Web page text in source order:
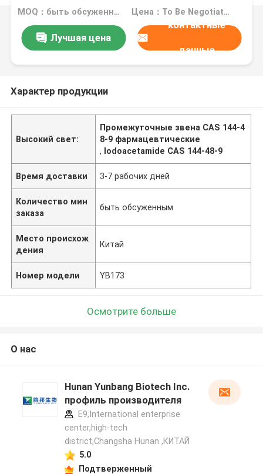
звена
MOQ：быть обсуженным Цена：To Be Negotiated
Лучшая цена
контактные
данные
Характер продукции
Высокий свет:
Промежуточные звена CAS 144-4
8-9 фармацевтические
, Iodoacetamide CAS 144-48-9
Время доставки 3-7 рабочих дней
Количество мин
заказа
быть обсуженным
Место происхож
дения
Китай
Номер модели YB173
Осмотрите больше
О нас
Hunan Yunbang Biotech Inc.
профиль производителя
E9,International enterprise
center,high-tech
district,Changsha Hunan ,КИТАЙ
5.0
Подтверженный